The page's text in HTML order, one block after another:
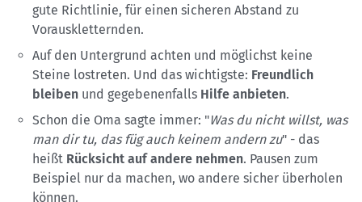
gute Richtlinie, für einen sicheren Abstand zu
Vorauskletternden.
Auf den Untergrund achten und möglichst keine
Steine lostreten. Und das wichtigste: Freundlich
bleiben und gegebenenfalls Hilfe anbieten.
Schon die Oma sagte immer: "Was du nicht willst, was
man dir tu, das füg auch keinem andern zu" - das
heißt Rücksicht auf andere nehmen. Pausen zum
Beispiel nur da machen, wo andere sicher überholen
können.